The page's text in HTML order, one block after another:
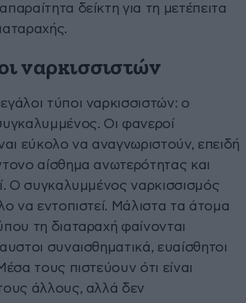
δείκτη για τη μετέπειτα
ναρκισσιστών
τύποι ναρκισσιστών: ο
Οι φανεροί
εύκολο να αναγνωριστούν, επειδή
αίσθημα ανωτερότητας και
Ο συγκαλυμμένος ναρκισσισμός
να εντοπιστεί. Μάλιστα τα άτομα
τη διαταραχή φαίνονται
συναισθηματικά, ευαίσθητοι
τους πιστεύουν ότι είναι
άλλους, αλλά δεν